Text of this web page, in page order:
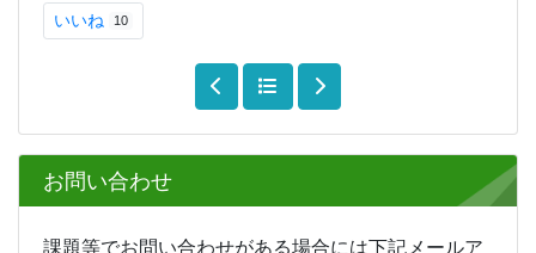
いいね 10
お問い合わせ
課題等でお問い合わせがある場合には下記メールア